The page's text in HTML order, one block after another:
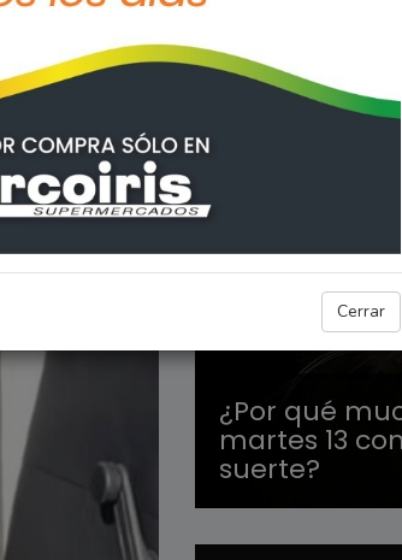
Cerrar
OVNIS Y
¿Por qué
martes 13
suerte?